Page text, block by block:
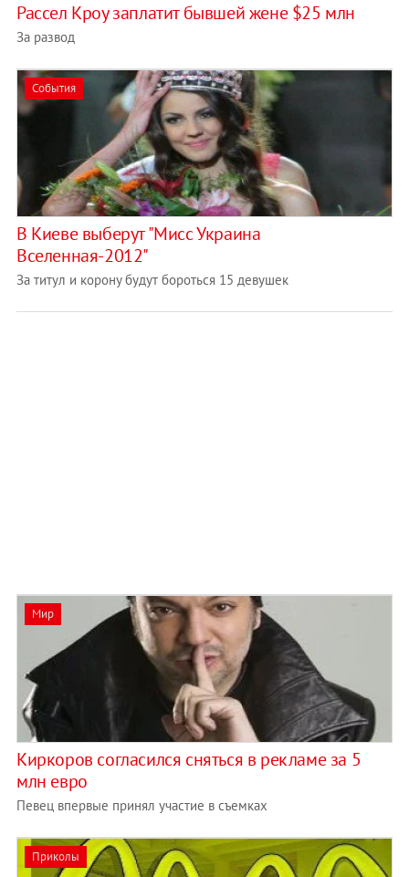
Рассел Кроу заплатит бывшей жене $25 млн
За развод
События
В Киеве выберут "Мисс Украина
Вселенная-2012"
За титул и корону будут бороться 15 девушек
Мир
Киркоров согласился сняться в рекламе за 5
млн евро
Певец впервые принял участие в съемках
Приколы